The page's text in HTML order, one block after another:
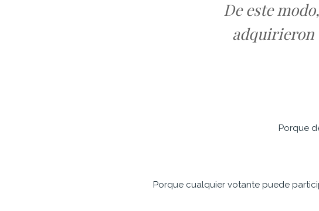
De este
adquirieron
Porque
Porque cualquier votante puede